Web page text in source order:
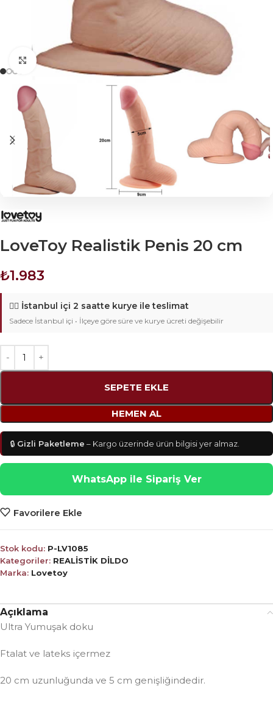
Click to enlarge
LoveToy Realistik Penis 20 cm
₺1.983
🚴‍♂️ İstanbul içi 2 saatte kurye ile teslimat
Sadece İstanbul içi • İlçeye göre süre ve kurye ücreti değişebilir
SEPETE EKLE
HEMEN AL
🔒 Gizli Paketleme – Kargo üzerinde ürün bilgisi yer almaz.
WhatsApp ile Sipariş Ver
Favorilere Ekle
Stok kodu: P-LV1085
Kategoriler: REALİSTİK DİLDO
Marka: Lovetoy
Açıklama
Ultra Yumuşak doku
Ftalat ve lateks içermez
20 cm uzunluğunda ve 5 cm genişliğindedir.